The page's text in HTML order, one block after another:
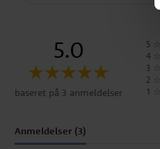
5.0
baseret på 3 anmeldelser
5
4
3
2
1
Anmeldelser (3)